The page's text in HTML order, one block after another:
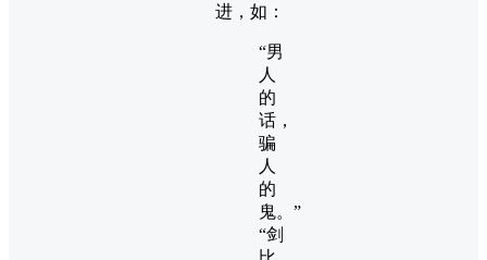
进，如：
“男
人
的
话，
骗
人
的
鬼。”
“剑